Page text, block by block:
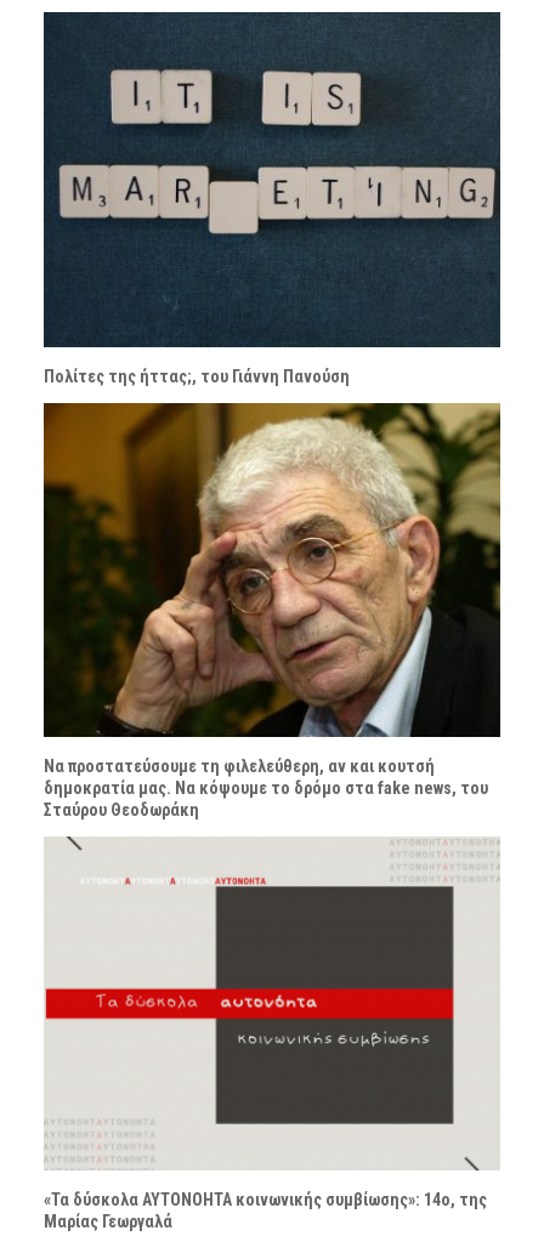
Πολίτες της ήττας;, του Γιάννη Πανούση
Να προστατεύσουμε τη φιλελεύθερη, αν και κουτσή
δημοκρατία μας. Να κόψουμε το δρόμο στα fake news, του
Σταύρου Θεοδωράκη
«Τα δύσκολα ΑΥΤΟΝΟΗΤΑ κοινωνικής συμβίωσης»: 14ο, της
Μαρίας Γεωργαλά